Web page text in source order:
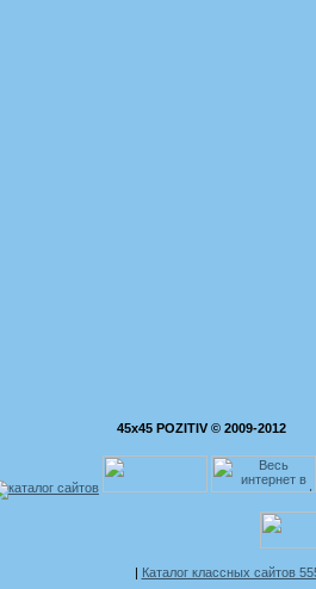
45x45 POZITIV © 2009-2012
Каталог классных сайтов